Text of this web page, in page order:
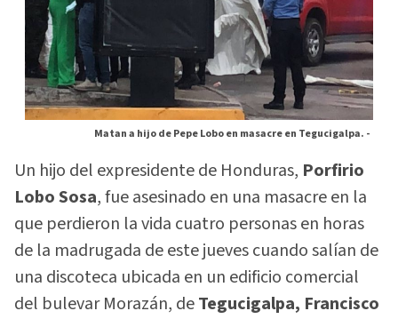
Matan a hijo de Pepe Lobo en masacre en Tegucigalpa. -
Un hijo del expresidente de Honduras, Porfirio
Lobo Sosa, fue asesinado en una masacre en la
que perdieron la vida cuatro personas en horas
de la madrugada de este jueves cuando salían de
una discoteca ubicada en un edificio comercial
del bulevar Morazán, deTegucigalpa, Francisco